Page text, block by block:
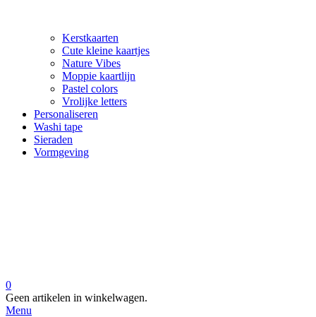
Kerstkaarten
Cute kleine kaartjes
Nature Vibes
Moppie kaartlijn
Pastel colors
Vrolijke letters
Personaliseren
Washi tape
Sieraden
Vormgeving
0
Geen artikelen in winkelwagen.
Menu